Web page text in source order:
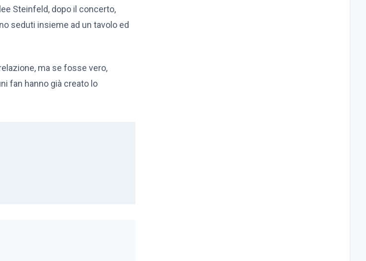
Steinfeld, dopo il concerto,
seduti insieme ad un tavolo ed
ma se fosse vero,
fan hanno già creato lo